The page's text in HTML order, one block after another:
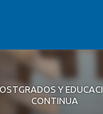
Y
CONTINUA